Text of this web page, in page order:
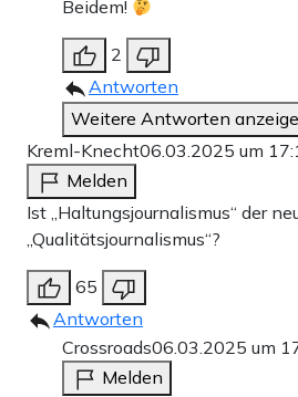
Beidem!
2
Antworten
Weitere Antworten
Kreml-Knecht06.03.2025 um
Melden
Ist „Haltungsjournalismus“ der
„Qualitätsjournalismus“?
65
Antworten
Crossroads06.03.2025 um
Melden